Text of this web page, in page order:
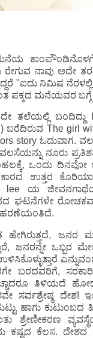
ನಾವು ಅದೇ
"ಐದು ನಿಮಿಷ
ಪಕ್ಕದ ಮನೆಯವರ ಬಗ್ಗೆ
ಬಂದಿದ್ದು
ಬರೆದಿರುವ The girl
story ಓದುವಾಗ.
ನೂರು
ಒಂದು
ಉತ್ತರ
lee ಯ
ಘಟನೆಗಳೇ
ಜನರ
ಜನರನ್ನೇ ಒಬ್ಬರ
ಬರದವರಿಗೆ,
ತಿಳಿಯದೆ
ಸರ್ವಶ್ರೇಷ್ಠ ದೇಶ!
ಹಾಗು
ಶ್ರೇಣೀಕರಣ
ಕಷ್ಟದ ಕೆಲಸ. ದೇಶದ